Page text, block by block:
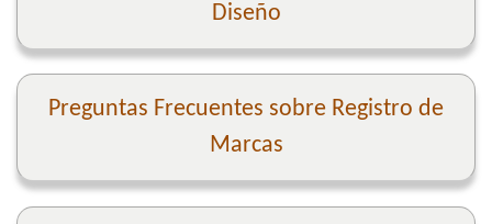
Diseño
Preguntas Frecuentes sobre Registro de
Marcas